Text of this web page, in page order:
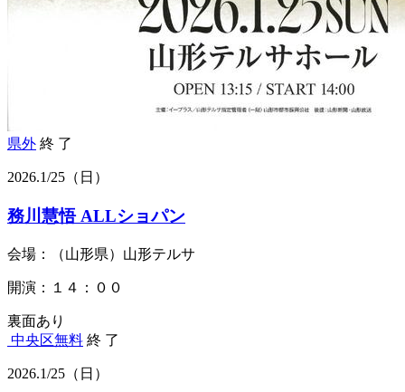
県外 終 了
2026.1/25 （日）
務川慧悟 ALLショパン
会場：（山形県）山形テルサ
開演：１４：００
裏面あり
中央区無料 終 了
2026.1/25 （日）